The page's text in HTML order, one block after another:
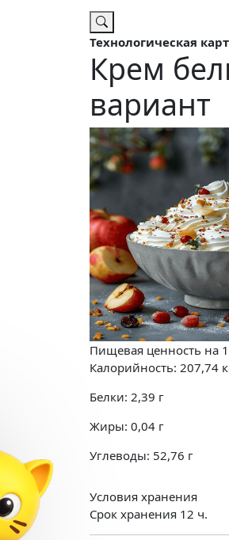
Технологическая
Крем
вариант
Пищевая ценность на
Калорийность: 207,74
Белки: 2,39 г
Жиры: 0,04 г
Углеводы: 52,76 г
Условия хранения
Срок хранения 12 ч.